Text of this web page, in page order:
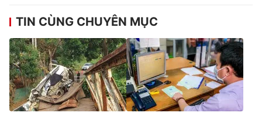
TIN CÙNG CHUYÊN MỤC